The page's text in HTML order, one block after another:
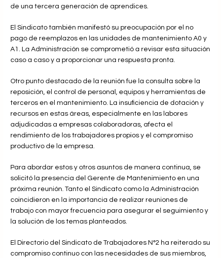
de una tercera generación de aprendices.
El Sindicato también manifestó su preocupación por el no
pago de reemplazos en las unidades de mantenimiento A0 y
A1. La Administración se comprometió a revisar esta situación
caso a caso y a proporcionar una respuesta pronta.
Otro punto destacado de la reunión fue la consulta sobre la
reposición, el control de personal, equipos y herramientas de
terceros en el mantenimiento. La insuficiencia de dotación y
recursos en estas áreas, especialmente en las labores
adjudicadas a empresas colaboradoras, afecta el
rendimiento de los trabajadores propios y el compromiso
productivo de la empresa.
Para abordar estos y otros asuntos de manera continua, se
solicitó la presencia del Gerente de Mantenimiento en una
próxima reunión. Tanto el Sindicato como la Administración
coincidieron en la importancia de realizar reuniones de
trabajo con mayor frecuencia para asegurar el seguimiento y
la solución de los temas planteados.
El Directorio del Sindicato de Trabajadores N°2 ha reiterado su
compromiso continuo con las necesidades de sus miembros,